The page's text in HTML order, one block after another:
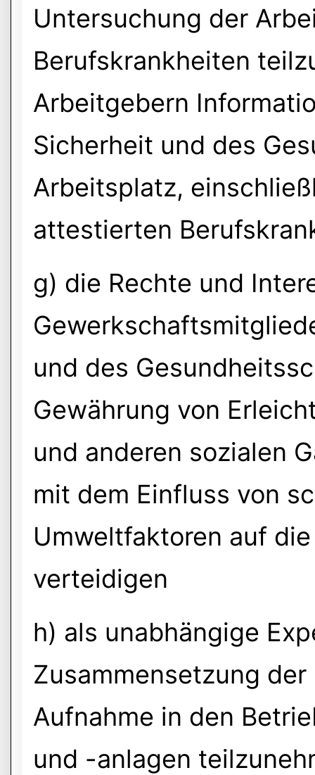
Untersuchung der
Berufskrankheiten
Arbeitgebern
Sicherheit und des
Arbeitsplatz,
attestierten
g) die Rechte und
und des
Gewährung von
und anderen sozialen
mit dem Einfluss von
Umweltfaktoren auf
verteidigen
h) als unabhängige
Zusammensetzung
Aufnahme in den
und -anlagen